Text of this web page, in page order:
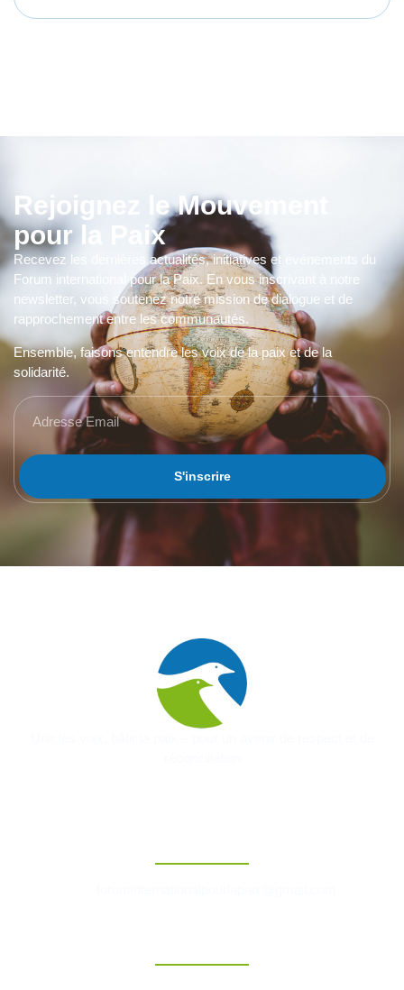
Rejoignez le Mouvement
pour la Paix
Recevez les dernières actualités, initiatives et événements du
Forum international pour la Paix. En vous inscrivant à notre
newsletter, vous soutenez notre mission de dialogue et de
rapprochement entre les communautés.
Ensemble, faisons entendre les voix de la paix et de la
solidarité.
S'inscrire